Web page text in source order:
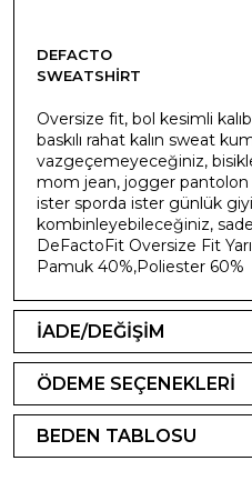
DEFACTO
SWEATSHIRT
Oversize fit, bol kesimli
baskılı rahat kalın sweat
vazgeçemeyeceğiniz,
mom jean, jogger pantolon
ister sporda ister günlük
kombinleyebileceğiniz,
DeFactoFit Oversize Fit
Pamuk 40%,Poliester 60%
İADE/DEĞİŞİM
ÖDEME SEÇENEKLERİ
BEDEN TABLOSU